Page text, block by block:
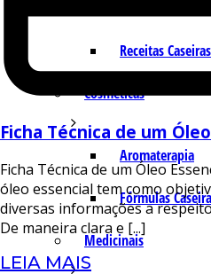
Receitas Caseiras
Cosméticas
Aromaterapia
Fórmulas
Medicinais
Ficha Técnica de um
Ficha Técnica de um Óleo
óleo essencial tem como
diversas informações a
De maneira clara e [...]
LEIA MAIS